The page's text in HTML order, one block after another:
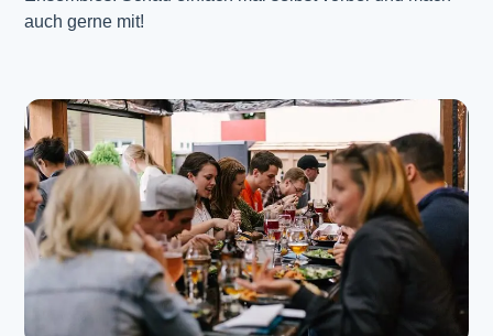
auch gerne mit!